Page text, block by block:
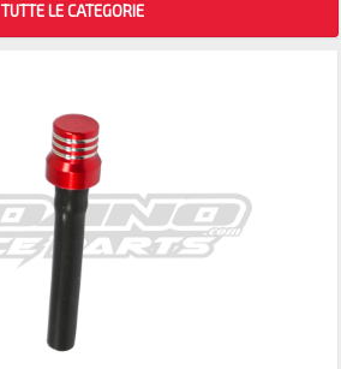
TUTTE LE CATEGORIE